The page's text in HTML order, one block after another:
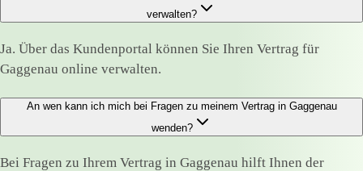
verwalten?
Ja. Über das Kundenportal können Sie Ihren Vertrag für
Gaggenau online verwalten.
An wen kann ich mich bei Fragen zu meinem Vertrag in Gaggenau
wenden?
Bei Fragen zu Ihrem Vertrag in Gaggenau hilft Ihnen der